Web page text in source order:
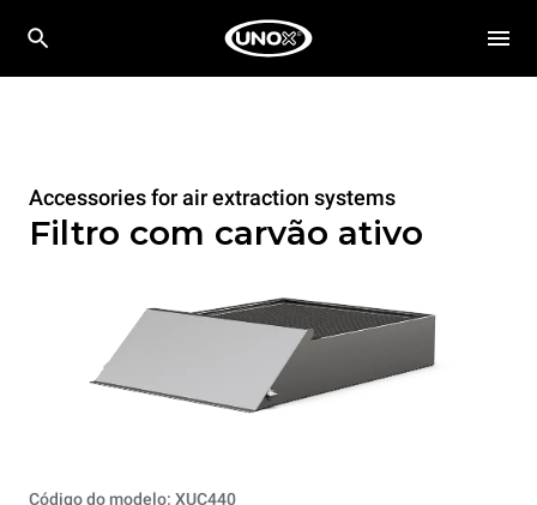
Accessories for air extraction systems
Filtro com carvão ativo
Código do modelo: XUC440